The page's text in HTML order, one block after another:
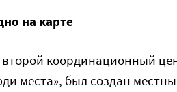
на карте
второй координационный
места», был создан